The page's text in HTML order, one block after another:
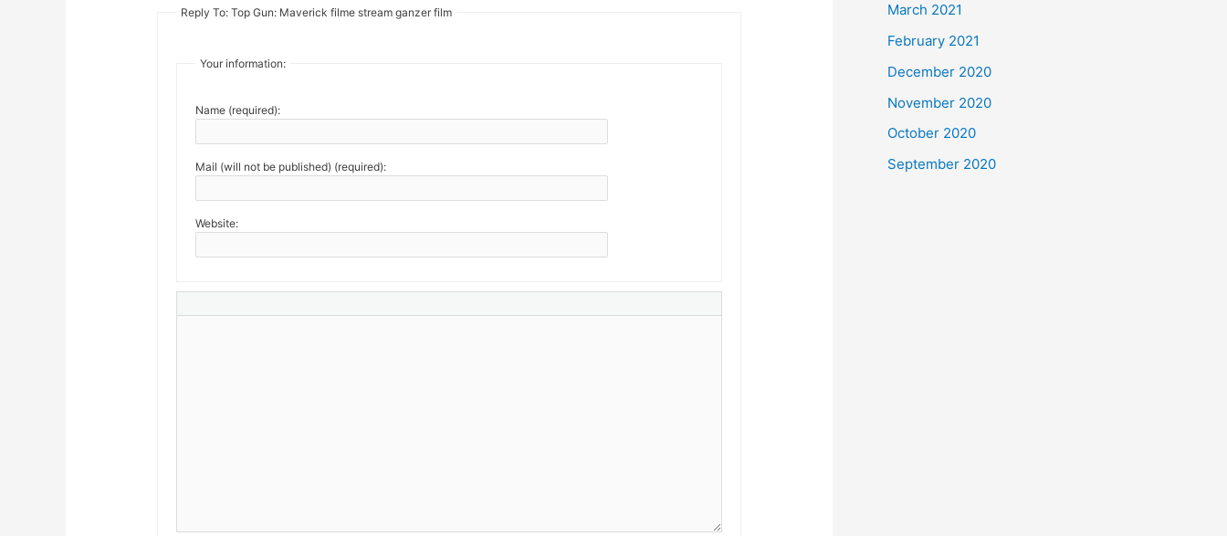
Reply To: Top Gun: Maverick filme stream ganzer film
Your information:
Name (required):
Mail (will not be published) (required):
Website:
March 2021
February 2021
December 2020
November 2020
October 2020
September 2020